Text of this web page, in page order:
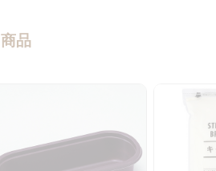
品